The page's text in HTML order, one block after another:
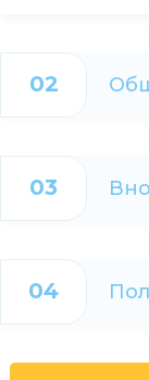
02
03
04